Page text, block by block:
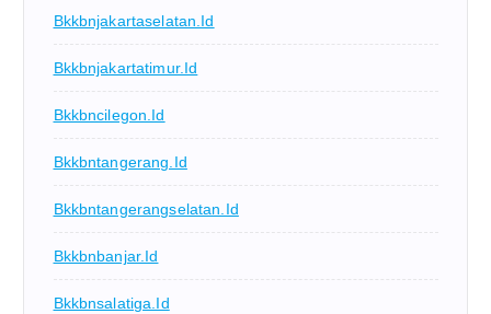
Bkkbnjakartaselatan.id
Bkkbnjakartatimur.id
Bkkbncilegon.id
Bkkbntangerang.id
Bkkbntangerangselatan.id
Bkkbnbanjar.id
Bkkbnsalatiga.id